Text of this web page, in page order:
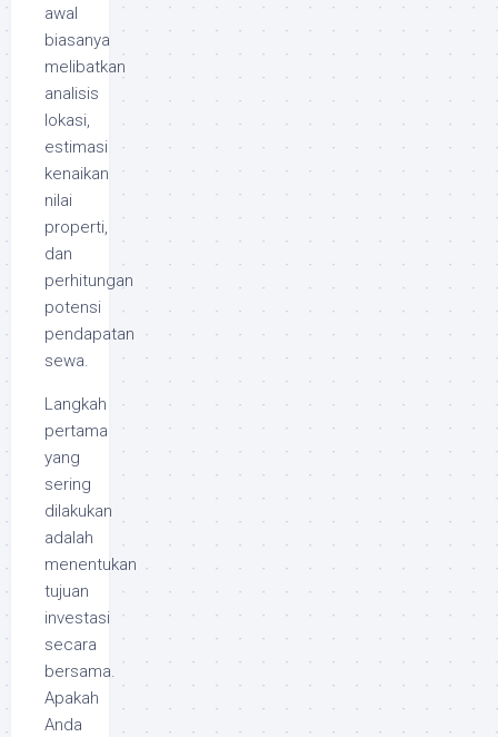
awal
biasanya
melibatkan
analisis
lokasi,
estimasi
kenaikan
nilai
properti,
dan
perhitungan
potensi
pendapatan
sewa.
Langkah
pertama
yang
sering
dilakukan
adalah
menentukan
tujuan
investasi
secara
bersama.
Apakah
Anda